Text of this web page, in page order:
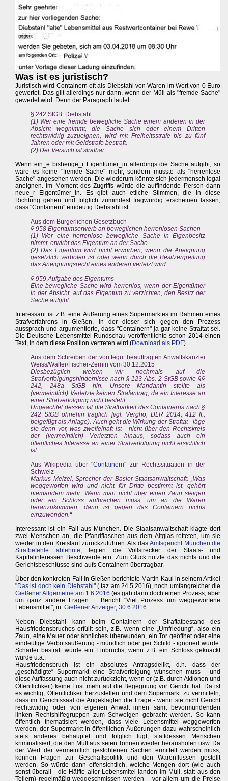
Was ist es juristisch?
Juristisch wird Containern oft als Diebstahl von Waren im Wert von 0 Euro
gewertet. Das gilt allerdings nur dann, wenn der Müll als "fremde Sache"
gewertet wird. Denn der Paragraph lautet:
§ 242 StGB: Diebstahl
(1) Wer eine fremde bewegliche Sache einem anderen in der
Absicht wegnimmt, die Sache sich oder einem Dritten
rechtswidrig zuzueignen, wird mit Freiheitsstrafe bis zu fünf
Jahren oder mit Geldstrafe bestraft.
(2) Der Versuch ist strafbar.
Wenn ein_e bisherige_r Eigentümer_in allerdings die Sache aufgibt, so
wäre es keine "fremde Sache" mehr, sondern müsste als "herrenlose
Sache" angesehen werden. Die wiederum könnte sich jedermensch legal
aneignen. Im Moment des Zugriffs würde die auffindende Person dann
neue_r Eigentümer_in. Es gibt auch etliche Stimmen, die in diese
Richtung gehen und folglich zumindest fragwürdig erscheinen lassen,
dass "Containern" eindeutig Diebstahl ist.
Aus dem Bürgerlichen Gesetzbuch
§ 958 Eigentumserwerb an beweglichen herrenlosen Sachen
(1) Wer eine herrenlose bewegliche Sache in Eigenbesitz
nimmt, erwirbt das Eigentum an der Sache.
(2) Das Eigentum wird nicht erworben, wenn die Aneignung
gesetzlich verboten ist oder wenn durch die Besitzergreifung
das Aneignungsrecht eines anderen verletzt wird.
§ 959 Aufgabe des Eigentums
Eine bewegliche Sache wird herrenlos, wenn der Eigentümer
in der Absicht, auf das Eigentum zu verzichten, den Besitz der
Sache aufgibt.
Interessant ist z.B. eine Äußerung eines Supermarktes im Rahmen eines
Strafverfahrens in Gießen, in der dieser sich gegen den Prozess
aussprach und argumentierte, dass "Containern" ja gar keine Straftat sei.
Die Deutsche Lebensmittel Rundschau veröffentlichte schon 2014 einen
Text, in dem diese Position vertreten wird (Download als PDF).
Aus dem Schreiben der von tegut beauftragten Anwaltskanzlei
Weiss/Walter/Fischer-Zernin vom 30.12.2015
Diesbezüglich weisen wir nochmals auf die
Strafverfolgungshindernisse nach § 123 Abs. 2 StGB sowie §§
242, 248a StGB hin. Unsere Mandantin stellte als
(vermeintlich) Verletzte keinen Strafantrag, da ein Interesse an
einer Strafverfolgung nicht besteht.
Ungeachtet dessen ist die Strafbarkeit des Containerns nach §
242 StGB ohnehin fraglich [vgl. Vergho, DLR 2014, 412 ff.,
beigefügt als Anlage). Auch geht die Wirkung der Straftat - läge
sie denn vor, was zweifelhaft ist - nicht über den Rechtskreis
der (vermeintlich) Verletzten hinaus, sodass auch ein
öffentliches Interesse an einer Strafverfolgung nicht ersichtlich
ist.
Aus Wikipedia über "Containern" zur Rechtssituation in der
Schweiz
Markus Melzel, Sprecher der Basler Staatsanwaltschaft: „Was
weggeworfen wird und nicht für Dritte bestimmt ist, gehört
niemandem mehr. Wenn man nicht über einen Zaun steigen
oder ein Schloss aufbrechen muss, um an die Waren
heranzukommen, dann ist gegen das Containern nichts
einzuwenden.“
Interessant ist ein Fall aus München. Die Staatsanwaltschaft klagte dort
zwei Menschen an, die Pfandflaschen aus dem Altglas retteten, um sie
wieder in den Kreislauf zurückzuführen. Als das Amtsgericht München die
Strafbefehle ablehnte, legten die Vollstrecker der Staats- und
Kapitalinteressen Beschwerde ein. Zum Glück nutzte das nichts und die
Gerichtsbeschlüsse sind aufs Containern übertragbar.
Über den konkreten Fall in Gießen berichtete Martin Kaul in seinem Artikel
"Das ist doch kein Diebstahl " ( taz am 24.5.2016), noch umfangreicher die
Gießener Allgemeine am 1.6.2016 (es gab dann doch einen Prozess, aber
um ganz andere Fragen ... Bericht "Viel Prozess um weggeworfene
Lebensmittel", in: Gießener Anzeiger, 30.6.2016.
Neben Diebstahl kann beim Containern der Straftatbestand des
Hausfriedensbruches erfüllt sein, z.B. wenn eine „Umfriedung“, also ein
Zaun, eine Mauer oder ähnliches überwunden, ein Tor geöffnet oder eine
eindeutige Verbotsäußerung - mündlich oder per Schild - ignoriert wurde.
Schärfer bestraft würde ein Einbruchs, wenn z.B. ein Schloss geknackt
würde u.ä..
Hausfriedensbruch ist ein absolutes Antragsdelikt, d.h. dass der
„geschädigte“ Supermarkt eine Strafverfolgung wünschen muss - und
diese Auffassung auch nicht zurückzieht, wenn er (z.B. durch Aktionen und
Öffentlichkeit) keine Lust mehr auf die Begegnung vor Gericht hat. Da ist
es wichtig, Öffentlichkeit herzustellen und dem Supermarkt zu vermitteln,
dass im Gerichtssaal die Angeklagten die Frage - wenn sie nicht Gericht
rechtswidrig oder von eigenen Anwält_innen samt bevormundenden
linken Rechtshilfegruppen zum Schweigen gebracht werden. So kann
öffentlich thematisiert werden, dass viele Lebensmittel weggeworfen
werden, der Supermarkt in öffentlichen Äußerungen dazu wahrscheinlich
stets anderes behauptet und folglich lügt, stattdessen Menschen
kriminalisiert, die den Müll aus seien Tonnen wieder herausholen usw. Da
der Wert der vermeintlich gestohlenen Sachen ermittelt werden muss,
können Fragen zur Geschäftspolitik und den Warenflüssen gestellt
werden. So würde dann offensichtlich, welche Mengen dort (wie auch
sonst überall - die Hälfte aller Lebensmitel landen im Müll, statt aus den
Tellern) regelmäßig weggeschmissen werden – vor allem um die Preise